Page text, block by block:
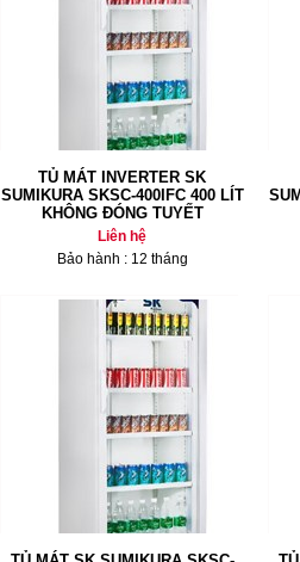
TỦ MÁT INVERTER SK
SUMIKURA SKSC-400IFC 400 LÍT
KHÔNG ĐÓNG TUYẾT
Liên hệ
Bảo hành : 12 tháng